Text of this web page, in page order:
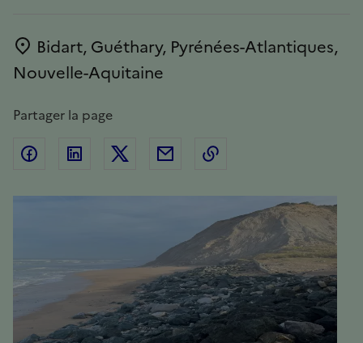
Emplacement
Bidart, Guéthary, Pyrénées-Atlantiques,
Nouvelle-Aquitaine
Partager la page
Partager sur Facebook
Partager sur Linkedin
Partager sur Twitter
Partager par Email